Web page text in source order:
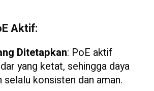
Aktif:
Ditetapkan: PoE aktif
yang ketat, sehingga daya
selalu konsisten dan aman.